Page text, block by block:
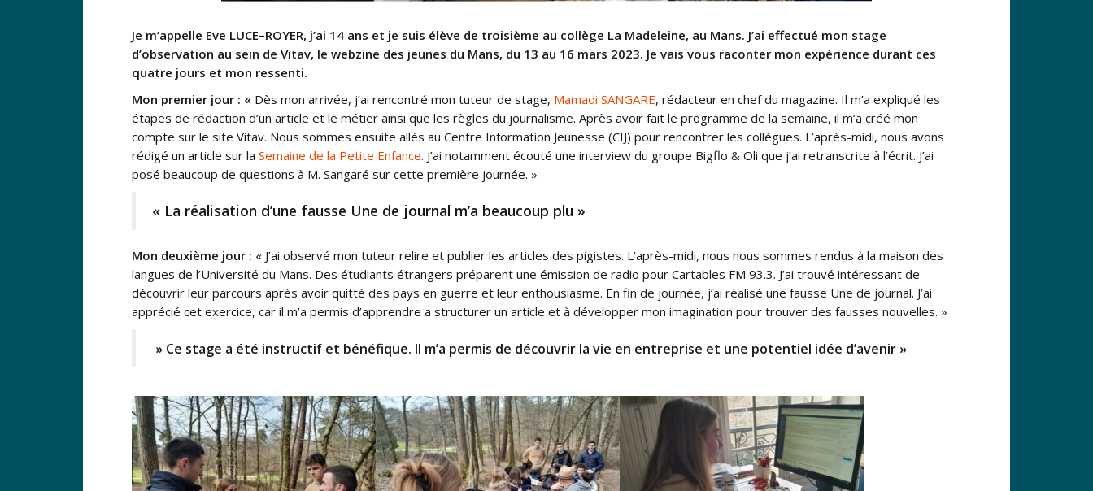
Je m’appelle Eve LUCE–ROYER, j’ai 14 ans et je suis élève de troisième au collège La Madeleine, au Mans. J’ai effectué mon stage
d’observation au sein de Vitav, le webzine des jeunes du Mans, du 13 au 16 mars 2023. Je vais vous raconter mon expérience durant ces
quatre jours et mon ressenti.
Mon premier jour : « Dès mon arrivée, j’ai rencontré mon tuteur de stage, Mamadi SANGARE, rédacteur en chef du magazine. Il m’a expliqué les
étapes de rédaction d’un article et le métier ainsi que les règles du journalisme. Après avoir fait le programme de la semaine, il m’a créé mon
compte sur le site Vitav. Nous sommes ensuite allés au Centre Information Jeunesse (CIJ) pour rencontrer les collègues. L’après-midi, nous avons
rédigé un article sur la Semaine de la Petite Enfance. J’ai notamment écouté une interview du groupe Bigflo & Oli que j’ai retranscrite à l’écrit. J’ai
posé beaucoup de questions à M. Sangaré sur cette première journée. »
« La réalisation d’une fausse Une de journal m’a beaucoup plu »
Mon deuxième jour : « J’ai observé mon tuteur relire et publier les articles des pigistes. L’après-midi, nous nous sommes rendus à la maison des
langues de l’Université du Mans. Des étudiants étrangers préparent une émission de radio pour Cartables FM 93.3. J’ai trouvé intéressant de
découvrir leur parcours après avoir quitté des pays en guerre et leur enthousiasme. En fin de journée, j’ai réalisé une fausse Une de journal. J’ai
apprécié cet exercice, car il m’a permis d’apprendre a structurer un article et à développer mon imagination pour trouver des fausses nouvelles. »
» Ce stage a été instructif et bénéfique. Il m’a permis de découvrir la vie en entreprise et une potentiel idée d’avenir »